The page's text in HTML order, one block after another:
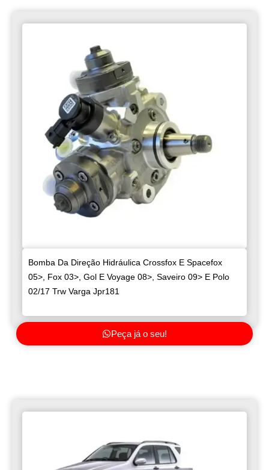
Bomba Da Direção Hidráulica Crossfox E Spacefox
05>, Fox 03>, Gol E Voyage 08>, Saveiro 09> E Polo
02/17 Trw Varga Jpr181
Peça já o seu!